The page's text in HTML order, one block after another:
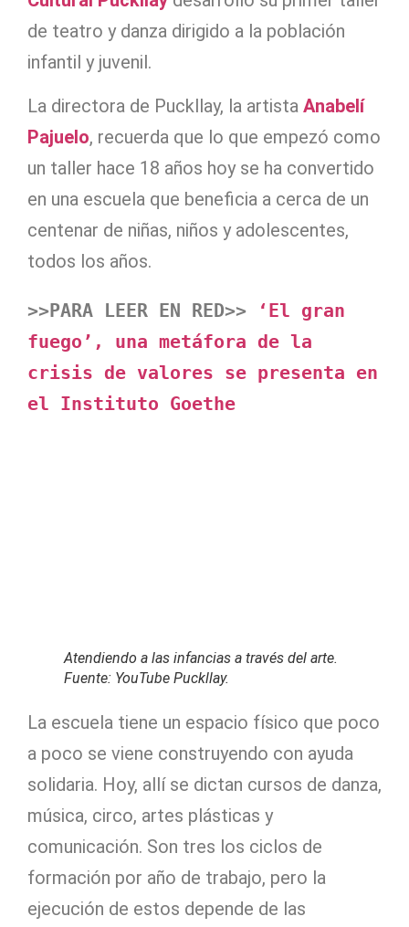
de teatro y danza dirigido a la población
infantil y juvenil.
La directora de Puckllay, la artista Anabelí
Pajuelo, recuerda que lo que empezó como
un taller hace 18 años hoy se ha convertido
en una escuela que beneficia a cerca de un
centenar de niñas, niños y adolescentes,
todos los años.
>>PARA LEER EN RED>>
‘El gran
fuego’, una metáfora de la
crisis de valores se presenta en
el Instituto Goethe
Atendiendo a las infancias a través del arte.
Fuente: YouTube Puckllay.
La escuela tiene un espacio físico que poco
a poco se viene construyendo con ayuda
solidaria. Hoy, allí se dictan cursos de danza,
música, circo, artes plásticas y
comunicación. Son tres los ciclos de
formación por año de trabajo, pero la
ejecución de estos depende de las